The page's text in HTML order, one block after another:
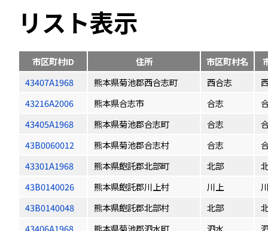
リスト表示
市区町村ID 住所 市区町村名
43407A1968
熊本県菊池郡西合志町 西合志
43216A2006
熊本県合志市 合志
43405A1968
熊本県菊池郡合志町 合志
43B0060012
熊本県菊池郡合志村 合志
43301A1968
熊本県飽託郡北部町 北部
43B0140026
熊本県飽託郡川上村 川上
43B0140048
熊本県飽託郡北部村 北部
43406A1968
熊本県菊池郡泗水町 泗水